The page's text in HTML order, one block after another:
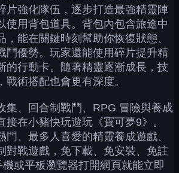
片強化隊伍，逐步打造最強精靈陣
使用背包道具。背包內包含旅途中
，能在關鍵時刻幫助你恢復狀態、
鬥優勢。玩家還能使用碎片提升精
的行動卡。隨著精靈逐漸成長，技
戰術搭配也會更有深度。
集、回合制戰鬥、RPG 冒險與養成
接在小豬快玩遊玩《寶可夢9》。
門、最多人喜愛的精靈養成遊戲、
對戰遊戲，免下載、免安裝、免註
或平板瀏覽器打開網頁就能立即